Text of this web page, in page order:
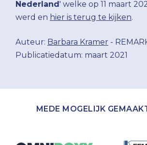
Nederland' welke op 11 maart
werd en hier is terug te kijken.
Auteur: Barbara Kramer -
Publicatiedatum: maart 2021
MEDE MOGELIJK